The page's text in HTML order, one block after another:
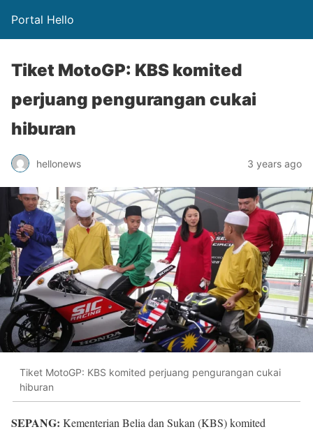
Portal Hello
Tiket MotoGP: KBS komited
perjuang pengurangan cukai
hiburan
hellonews 3 years ago
Tiket MotoGP: KBS komited perjuang pengurangan cukai
hiburan
SEPANG: Kementerian Belia dan Sukan (KBS) komited